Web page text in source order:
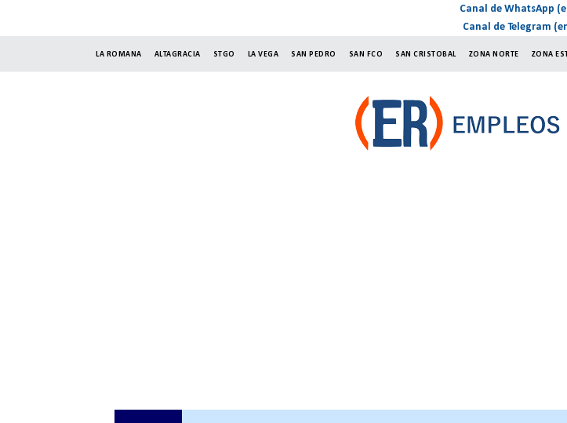
Canal de WhatsApp
Canal de Telegram
LA ROMANA ALTAGRACIA STGO LA VEGA SAN PEDRO SAN FCO SAN CRISTOBAL ZONA NORTE ZONA